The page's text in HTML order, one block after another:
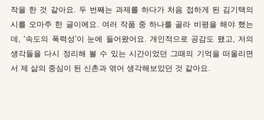
작을 한 것 같아요. 두 번째는 과제를 하다가 처음 접하게 된 김기택의
시를 오마주 한 글이에요. 여러 작품 중 하나를 골라 비평을 해야 했는
데, ‘속도의 폭력성’이 눈에 들어왔어요. 개인적으로 공감도 됐고, 저의
생각들을 다시 정리해 볼 수 있는 시간이었던 그때의 기억을 떠올리면
서 제 삶의 중심이 된 신촌과 엮어 생각해보았던 것 같아요.